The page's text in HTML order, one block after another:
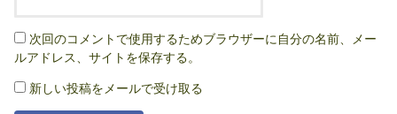
次回のコメントで使用するためブラウザーに自分の名前、メー
ルアドレス、サイトを保存する。
新しい投稿をメールで受け取る